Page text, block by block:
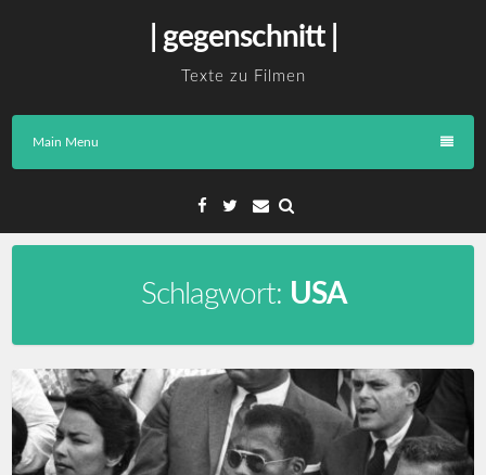
| gegenschnitt |
Texte zu Filmen
Main Menu
Facebook
TwitterEmail
Schlagwort: USA